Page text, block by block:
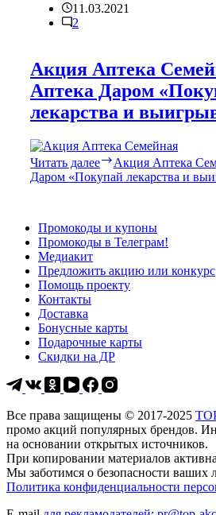
11.03.2021
2
Акция Аптека
Аптека Даром
лекарства и
Читать далее
Акция Аптека
Даром «Покупай лекарства и
Промокоды и купоны
Промокоды в Телеграм!
Медиакит
Предложить акцию или конкурс
Помощь проекту
Контакты
Доставка
Бонусные карты
Подарочные карты
Скидки на ДР
Все права защищены © 2017-2025
промо акций популярных брендов.
на основании открытых источников.
При копировании материалов
Мы заботимся о безопасности ваших
Политика конфиденциальности